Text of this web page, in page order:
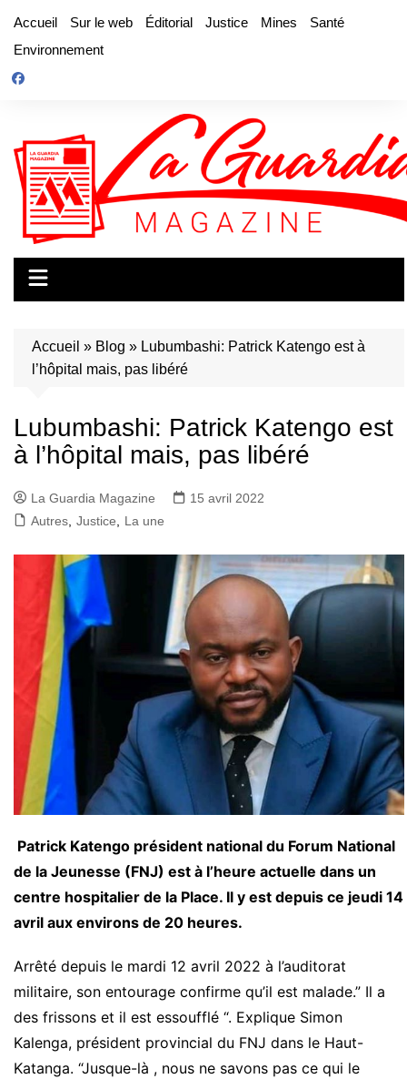
contenu
Accueil Sur le web Éditorial Justice Mines
Santé
Environnement
Accueil » Blog » Lubumbashi: Patrick Katengo est à
l’hôpital mais, pas libéré
Lubumbashi: Patrick Katengo est
à l’hôpital mais, pas libéré
La Guardia Magazine
15 avril 2022
Autres Justice La une
Patrick Katengo président national du Forum National
de la Jeunesse (FNJ) est à l’heure actuelle dans un
centre hospitalier de la Place. Il y est depuis ce jeudi 14
avril aux environs de 20 heures.
Arrêté depuis le mardi 12 avril 2022 à l’auditorat
militaire, son entourage confirme qu’il est malade.” Il a
des frissons et il est essoufflé “. Explique Simon
Kalenga, président provincial du FNJ dans le Haut-
Katanga. “Jusque-là , nous ne savons pas ce qui le